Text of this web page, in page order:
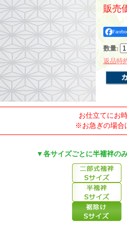
販売
数量:
返品特
お仕立てにお
※お急ぎの場合
▼各サイズごとに半襦袢の